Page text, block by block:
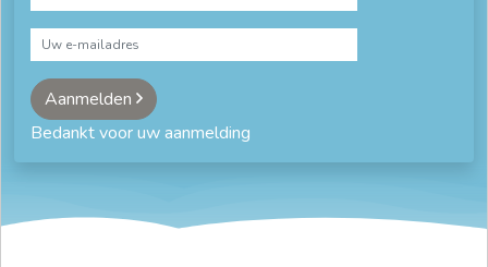
Aanmelden
Bedankt voor uw aanmelding